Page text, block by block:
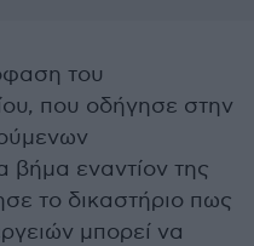
του
που οδήγησε στην
εναντίον της
το δικαστήριο πως
μπορεί να